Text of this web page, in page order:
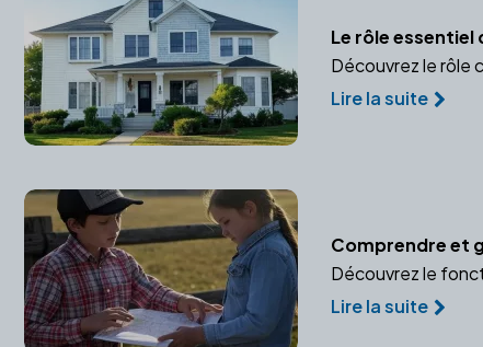
Le rôle
Découvrez le rôle
Lire la suite
Comprendre et
Découvrez le
Lire la suite